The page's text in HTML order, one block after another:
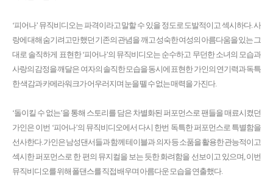
‘피어나’ 뮤직비디오는 파격이라고 말할 수 있을 정도로 도발적이고 섹시하다. 사
랑에 대해 숨기려고만 했던 기존의 관념을 깨고 성숙한 여성의 아름다움을 있는 그
대로 솔직하게 표현한 ‘피어나’의 뮤직비디오는 순수하고 무던한 소녀의 모습과
사랑의 감정을 깨달은 여자의 솔직한 모습을 동시에 표현한 가인의 연기력과 독특
한 색감과 카메라워크가 어우러지며 눈을 뗄 수 없는 매력을 가진다.
‘돌이킬 수 없는’을 통해 스토리를 담은 차별화된 퍼포먼스로 팬들을 매료시켰던
가인은 이번 ‘피어나’의 뮤직비디오에서 다시 한번 독특한 퍼포먼스로 특별함을
선사한다. 가인은 남성댄서들과 함께 테이블과 의자 등 소품을 활용한 관능적이고
섹시한 퍼포먼스로 한 편의 뮤지컬을 보는 듯한 화려함을 선보이고 있으며, 이번
뮤직비디오를 위해 폴댄스를 직접 배우며 아름다운 모습을 연출했다.